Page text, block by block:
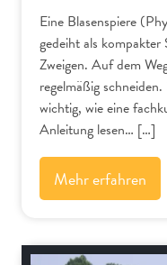
Eine Blasenspiere
gedeiht als
Zweigen. Auf dem
regelmäßig
wichtig, wie eine
Anleitung lesen… […]
Mehr erfahren